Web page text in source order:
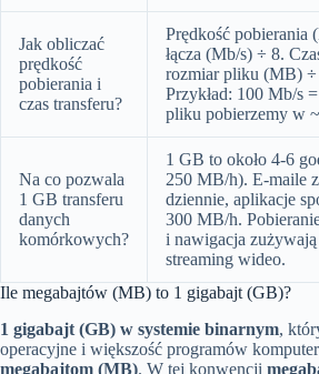
Jak obliczać
prędkość
pobierania i
czas transferu?
Prędkość pobierania
łącza (Mb/s) ÷ 8.
rozmiar pliku (MB)
Przykład: 100 Mb/s
pliku pobierzemy w
Na co pozwala
1 GB transferu
danych
komórkowych?
1 GB to około 4-6
250 MB/h). E-maile
dziennie, aplikacje
300 MB/h.
i nawigacja
streaming wideo.
Ile megabajtów (MB) to 1 gigabajt (GB)?
1 gigabajt (GB) w systemie binarnym,
operacyjne i większość programów
megabajtom (MB). W tej konwencji